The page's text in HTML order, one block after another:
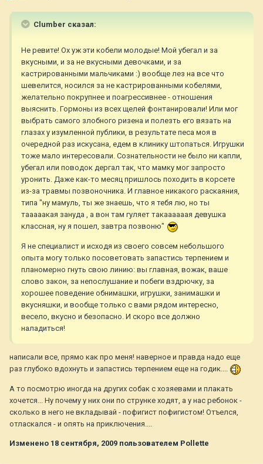
Clumber сказал:
Не ревите! Ох уж эти кобели молодые! Мой убегал и за
вкусными, и за не вкусными девочками, и за
кастрированными мальчиками :) вообще лез на все что
шевелится, носился за не кастрированными кобелями,
желательно покрупнее и поагрессивнее - отношения
выяснить. Гормоны из всех щелей фонтанировали! Или мог
выбрать самого злобного ризена и полезть его вязать на
глазах у изумленной публики, в результате песа моя в
очередной раз искусана, едем в клинику штопаться. Игрушки
тоже мало интересовали. Сознательности не было ни капли,
убегал или поводок дергал так, что мамку мог запросто
уронить. Даже как-то месяц пришлось походить в корсете
из-за травмы позвоночника. И главное никакого раскаяния,
типа "ну мамуль, ты же знаешь, что я тебя лю, но ты
тааааакая зануда , а вон там гуляет такаааааая девушка
классная, ну я пошел, завтра позвоню"
Я не специалист и исходя из своего совсем небольшого
опыта могу только посоветовать запастись терпением и
планомерно гнуть свою линию: вы главная, вожак, ваше
слово закон, за непослушание и побеги вздрючку, за
хорошее поведение обнимашки, игрушки, занимашки и
вкусняшки, и вообще только с вами рядом интересно,
весело, вкусно и безопасно. И скоро все должно
наладиться!
написали все, прямо как про меня! наверное и правда надо еще
раз глубоко вдохнуть и запастись терпением еще на годик....
А то посмотрю иногда на других собак с хозяевами и плакать
хочется... Ну почему у них они по струнке ходят, а у нас ребонок -
сколько в него не вкладывай - пофигист пофигистом! Отъелся,
отласкался - и опять на приключения....
Изменено 18 сентября, 2009 пользователем Pollette